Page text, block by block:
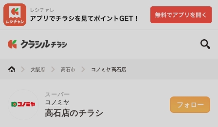
大阪府 高石市 コノミヤ 高石店
スーパー
コノミヤ
高石店のチラシ
フォロー